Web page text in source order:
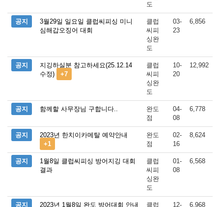
도
공지
3월29일 일요일 클럽씨피싱 미니
심해갑오징어 대회
클럽
씨피
싱완
도
03-
23
6,856
공지
지깅하실분 참고하세요(25.12.14
수정)
+7
클럽
씨피
싱완
도
10-
20
12,992
공지 함께할 사무장님 구합니다..
완도
점
04-
08
6,778
공지
2023년 한치이카메탈 예약안내
+1
완도
점
02-
16
8,624
공지
1월8일 클럽씨피싱 방어지깅 대회
결과
클럽
씨피
싱완
도
01-
08
6,568
공지
2023년 1월8일 완도 방어대회 안내
클럽
12-
6,968